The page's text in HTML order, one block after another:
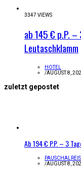
3347 VIEWS
ab 145 € p.P. –
Leutaschklamm
HOTEL
/AUGUST 8,
zuletzt gepostet
Ab 194 € P.P. – 3
/AUGUST 8,